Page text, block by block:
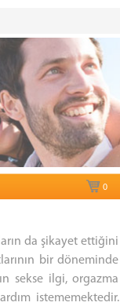
0
da şikayet ettiğini
bir döneminde
sekse ilgi, orgazma
istememektedir.